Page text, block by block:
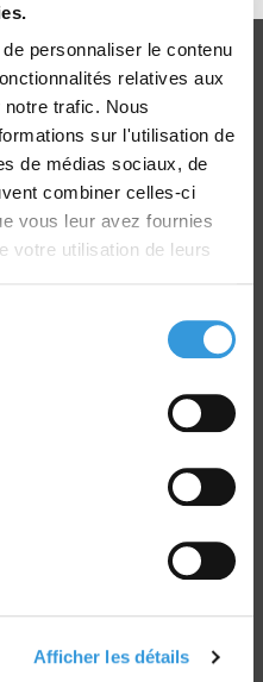
personnaliser le contenu
relatives aux
trafic. Nous
sur l'utilisation de
de médias sociaux, de
combiner celles-ci
vous leur avez fournies
votre utilisation de leurs
Afficher les détails
entier